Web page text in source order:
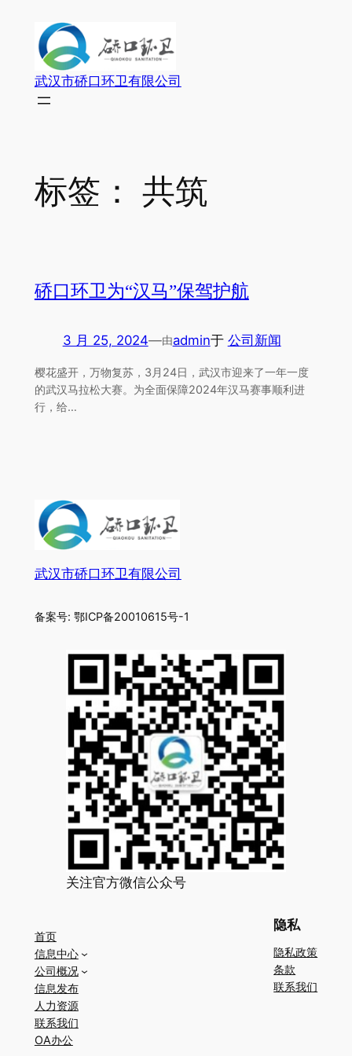
武汉市硚口环卫有限公司
标签： 共筑
硚口环卫为“汉马”保驾护航
3 月 25, 2024—由admin于 公司新闻
樱花盛开，万物复苏，3月24日，武汉市迎来了一年一度
的武汉马拉松大赛。为全面保障2024年汉马赛事顺利进
行，给…
武汉市硚口环卫有限公司
备案号: 鄂ICP备20010615号-1
关注官方微信公众号
首页
信息中心
公司概况
信息发布
人力资源
联系我们
OA办公
隐私
隐私政策
条款
联系我们